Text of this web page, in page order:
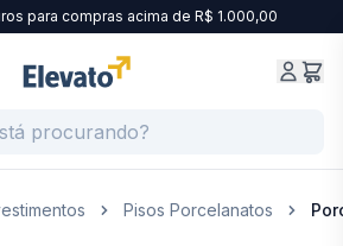
para compras acima de R$ 1.000,00
Pisos Porcelanatos